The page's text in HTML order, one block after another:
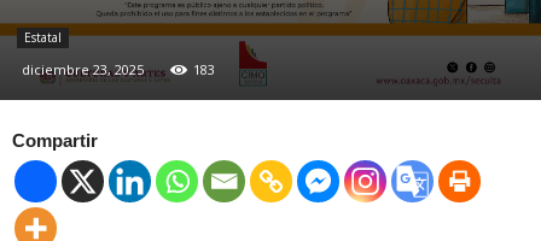
Estatal
diciembre 23, 2025 183
Compartir